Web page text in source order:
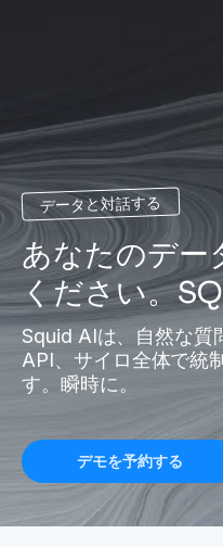
データと対話する
あなたのデー
ください。
Squid AIは、自然な質
API、サイロ全体で統
す。瞬時に。
デモを予約する